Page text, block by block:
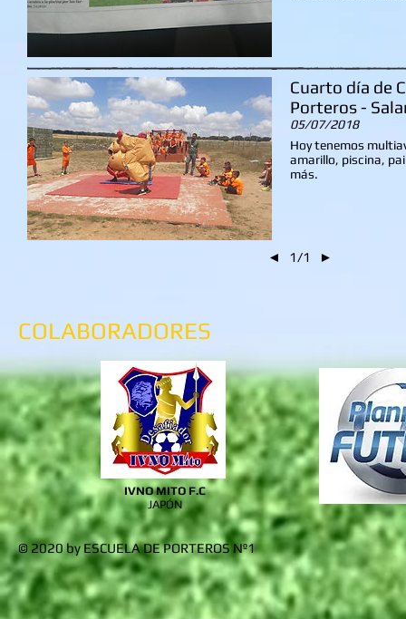
Cuarto día de
Porteros -
05/07/2018
Hoy tenemos
amarillo, piscina,
más.
◄ 1/1 ►
COLABORADORES
IVNO MITO F.C
JAPÓN
© 2020 by ESCUELA DE PORTEROS Nº1